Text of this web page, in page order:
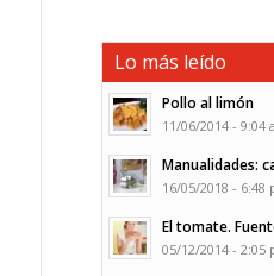
Lo más leído
Pollo al limón
11/06/2014 - 9:04
Manualidades:
16/05/2018 - 6:48
El tomate.
05/12/2014 - 2:05